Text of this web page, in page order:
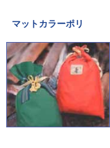
マットカラーポリ